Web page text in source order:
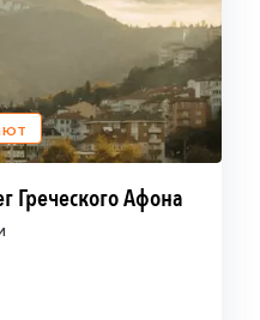
Греческого Афона